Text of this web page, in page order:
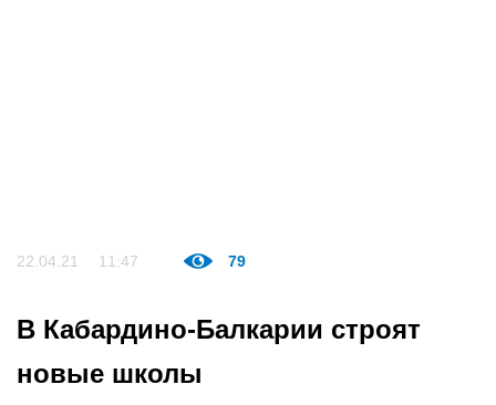
22.04.21 11:47 79
В Кабардино-Балкарии строят
новые школы